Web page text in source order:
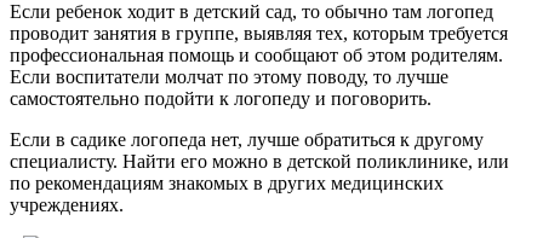
Если ребенок ходит в детский сад, то обычно там логопед
проводит занятия в группе, выявляя тех, которым требуется
профессиональная помощь и сообщают об этом родителям.
Если воспитатели молчат по этому поводу, то лучше
самостоятельно подойти к логопеду и поговорить.
Если в садике логопеда нет, лучше обратиться к другому
специалисту. Найти его можно в детской поликлинике, или
по рекомендациям знакомых в других медицинских
учреждениях.